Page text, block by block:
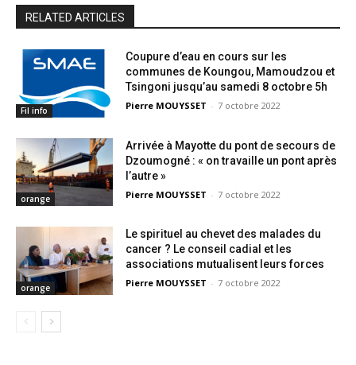
RELATED ARTICLES
Fil info
Coupure d’eau en cours sur les
communes de Koungou, Mamoudzou et
Tsingoni jusqu’au samedi 8 octobre 5h
Pierre MOUYSSET - 7 octobre 2022
orange
Arrivée à Mayotte du pont de secours de
Dzoumogné : « on travaille un pont après
l’autre »
Pierre MOUYSSET - 7 octobre 2022
orange
Le spirituel au chevet des malades du
cancer ? Le conseil cadial et les
associations mutualisent leurs forces
Pierre MOUYSSET - 7 octobre 2022